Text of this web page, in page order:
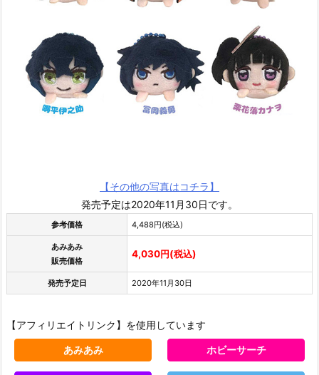
【その他の写真はコチラ】
発売予定は2020年11月30日です。
参考価格 4,488円(税込)
あみあみ
販売価格
4,030円(税込)
発売予定日 2020年11月30日
【アフィリエイトリンク】を使用しています
あみあみ ホビーサーチ